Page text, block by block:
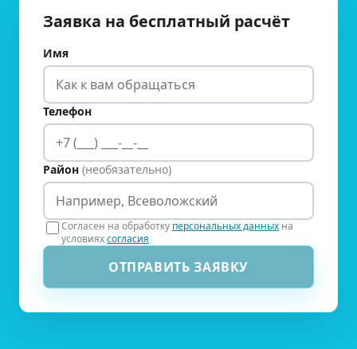
Заявка на бесплатный расчёт
Имя
Телефон
Район (необязательно)
Согласен на обработку персональных данных на
условияхсогласия
ОТПРАВИТЬ ЗАЯВКУ